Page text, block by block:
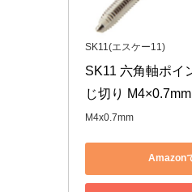
SK11(エスケー11)
SK11 六角軸ポイ
じ切り M4×0.7mm
M4x0.7mm
Amazon